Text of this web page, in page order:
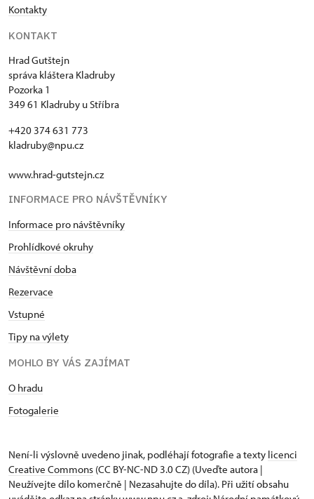
Kontakty
KONTAKT
Hrad Gutštejn
správa kláštera Kladruby
Pozorka 1
349 61 Kladruby u Stříbra
+420 374 631 773
kladruby@npu.cz
www.hrad-gutstejn.cz
INFORMACE PRO NÁVŠTĚVNÍKY
Informace pro návštěvníky
Prohlídkové okruhy
Návštěvní doba
Rezervace
Vstupné
Tipy na výlety
MOHLO BY VÁS ZAJÍMAT
O hradu
Fotogalerie
Není-li výslovně uvedeno jinak, podléhají fotografie a texty licenci
Creative Commons (CC BY-NC-ND 3.0 CZ) (Uveďte autora |
Neužívejte dílo komerčně | Nezasahujte do díla). Při užití obsahu